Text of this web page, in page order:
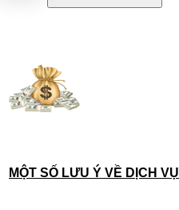
MỘT SỐ LƯU Ý VỀ DỊCH VỤ